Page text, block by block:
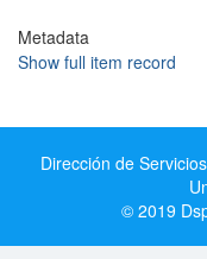
Metadata
Show full item record
Dirección de
© 2019